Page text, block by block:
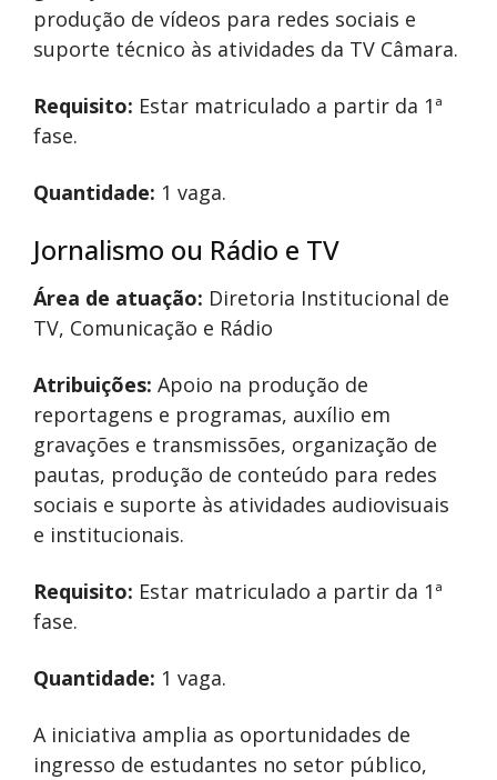
produção de vídeos para redes sociais e
suporte técnico às atividades da TV Câmara.
Requisito: Estar matriculado a partir da 1ª
fase.
Quantidade: 1 vaga.
Jornalismo ou Rádio e TV
Área de atuação: Diretoria Institucional de
TV, Comunicação e Rádio
Atribuições: Apoio na produção de
reportagens e programas, auxílio em
gravações e transmissões, organização de
pautas, produção de conteúdo para redes
sociais e suporte às atividades audiovisuais
e institucionais.
Requisito: Estar matriculado a partir da 1ª
fase.
Quantidade: 1 vaga.
A iniciativa amplia as oportunidades de
ingresso de estudantes no setor público,